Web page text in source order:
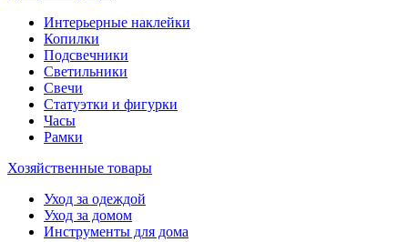
Интерьерные наклейки
Копилки
Подсвечники
Светильники
Свечи
Статуэтки и фигурки
Часы
Рамки
Хозяйственные товары
Уход за одеждой
Уход за домом
Инструменты для дома